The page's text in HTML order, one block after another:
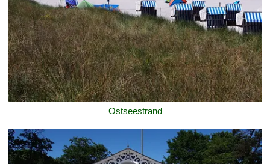
Ostseestrand